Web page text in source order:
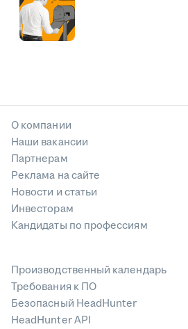
О компании
Наши вакансии
Партнерам
Реклама на сайте
Новости и статьи
Инвесторам
Кандидаты по профессиям
Производственный календарь
Требования к ПО
Безопасный HeadHunter
HeadHunter API